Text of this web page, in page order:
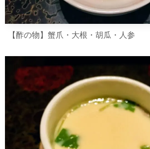
【酢の物】蟹爪・大根・胡瓜・人参